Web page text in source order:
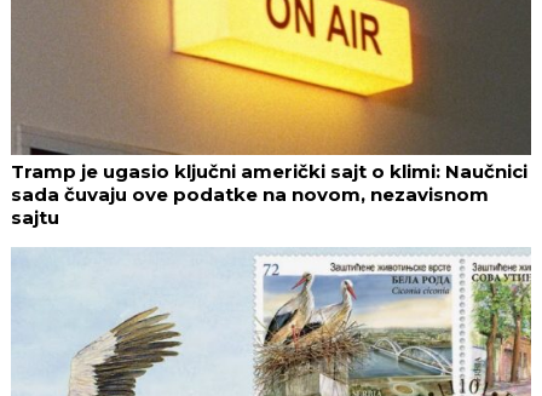
Tramp je ugasio ključni američki sajt o klimi: Naučnici
sada čuvaju ove podatke na novom, nezavisnom
sajtu